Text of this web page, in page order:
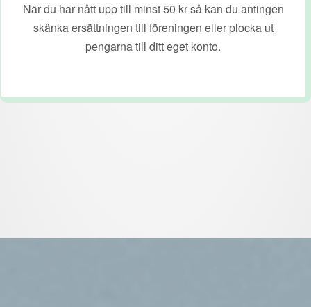
När du har nått upp till minst 50 kr så kan du antingen
skänka ersättningen till föreningen eller plocka ut
pengarna till ditt eget konto.